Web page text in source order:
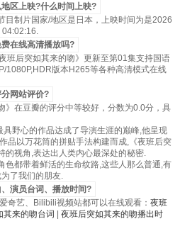
区上映?什么时间上映?
目制片国家/地区是日本，上映时间为是2026
04:02:16.
在线高清播放吗?
班后突如其来的吻》更新至第01集支持国语
1080P,HDR版本H265等各种高清模式在线
网站评价?
》在豆瓣的评分中等较好，分数为0.0分，具
野心的作品达成了导演生涯的巅峰,他呈现
品以万花筒的拼贴手法构建而成,《夜班后突
的视角,表达出人类内心最深处的秘密.
色都带着鲜活的生命纹路,这些人那么普通,有
了我们的朋友.
演员台词、播放时间?
奇艺、Bilibili视频站都可以在线观看： 夜班
其来的吻台词
夜班后突如其来的吻播出时